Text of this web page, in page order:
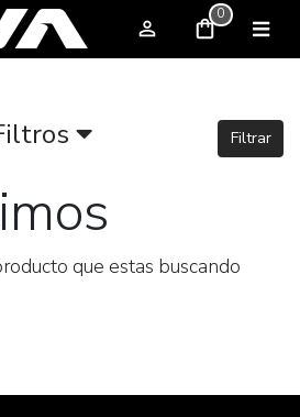
0
Filtrar
que estas buscando